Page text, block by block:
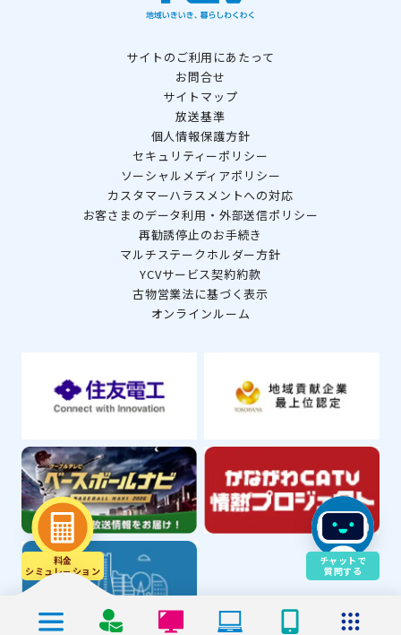
料金
シミュレ－ション
サイトのご利用にあたって
お問合せ
サイトマップ
放送基準
個人情報保護方針
セキュリティーポリシー
ソーシャルメディアポリシー
カスタマーハラスメントへの対応
お客さまのデータ利用・外部送信ポリシー
再勧誘停止のお手続き
マルチステークホルダー方針
YCVサービス契約約款
古物営業法に基づく表示
オンラインルーム
チャットで
質問する